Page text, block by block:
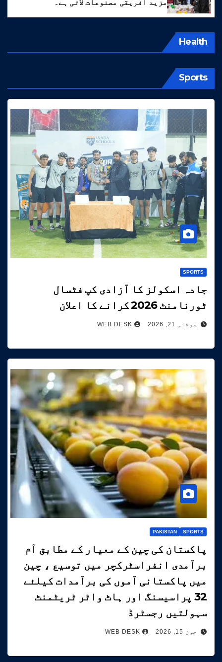
مزید افریقی مصنوعات لاتی ہے۔
Health
Sports
SPORTS
جادہ اسکولز کا آزادی کپ فٹسال
ٹورنامنٹ 2026 کرانے کا اعلان
جولائی 21, 2026 WEB DESK
SPORTS
PAKISTAN
پاکستان کی چین کے معیار کے مطابق آم
برآمدی انفراسٹرکچر میں توسیع ، چین
میں پاکستانی آموں کی برآمدات کیلئے
32 پراسیسنگ اور ہاٹ واٹر ٹریٹمنٹ
سہولتیں رجسٹرڈ
جون 15, 2026 WEB DESK